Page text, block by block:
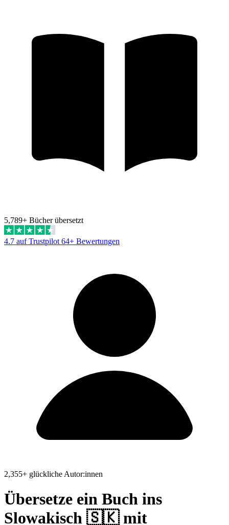
5,789+ Bücher übersetzt
4.7 auf Trustpilot 64+ Bewertungen
2,355+ glückliche Autor:innen
Übersetze ein Buch ins
Slowakisch 🇸🇰mit